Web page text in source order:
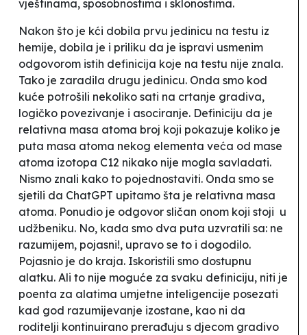
vještinama, sposobnostima i sklonostima.
Nakon što je kći dobila prvu jedinicu na testu iz
hemije, dobila je i priliku da je ispravi usmenim
odgovorom istih definicija koje na testu nije znala.
Tako je zaradila drugu jedinicu. Onda smo kod
kuće potrošili nekoliko sati na crtanje gradiva,
logičko povezivanje i asociranje. Definiciju da je
relativna masa atoma broj koji pokazuje koliko je
puta masa atoma nekog elementa veća od mase
atoma izotopa C12 nikako nije mogla savladati.
Nismo znali kako to pojednostaviti. Onda smo se
sjetili da ChatGPT upitamo šta je relativna masa
atoma. Ponudio je odgovor sličan onom koji stoji u
udžbeniku. No, kada smo dva puta uzvratili sa: ne
razumijem, pojasni!, upravo se to i dogodilo.
Pojasnio je do kraja. Iskoristili smo dostupnu
alatku. Ali to nije moguće za svaku definiciju, niti je
poenta za alatima umjetne inteligencije posezati
kad god razumijevanje izostane, kao ni da
roditelji kontinuirano prerađuju s djecom gradivo